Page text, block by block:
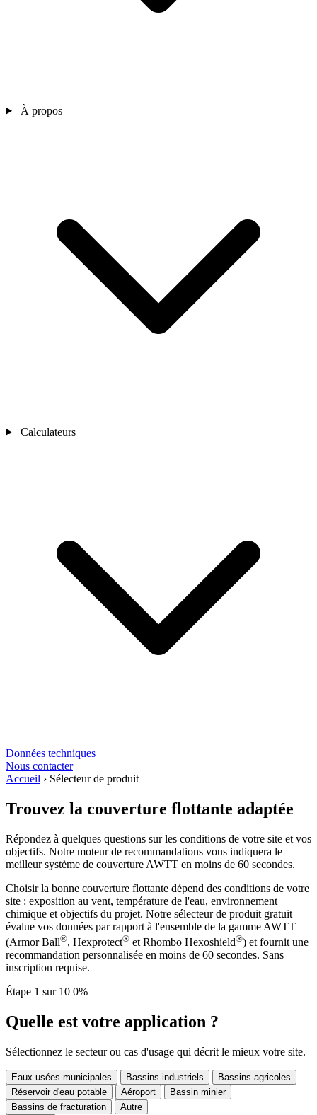
À propos
Calculateurs
Données techniques
Nous contacter
Accueil › Sélecteur de produit
Trouvez la couverture flottante adaptée
Répondez à quelques questions sur les conditions de votre site et vos
objectifs. Notre moteur de recommandations vous indiquera le
meilleur système de couverture AWTT en moins de 60 secondes.
Choisir la bonne couverture flottante dépend des conditions de votre
site : exposition au vent, température de l'eau, environnement
chimique et objectifs du projet. Notre sélecteur de produit gratuit
évalue vos données par rapport à l'ensemble de la gamme AWTT
(Armor Ball®, Hexprotect® et Rhombo Hexoshield®) et fournit une
recommandation personnalisée en moins de 60 secondes. Sans
inscription requise.
Étape 1 sur 10 0%
Quelle est votre application ?
Sélectionnez le secteur ou cas d'usage qui décrit le mieux votre site.
Eaux usées municipales Bassins industriels
Bassins agricoles
Réservoir d'eau potable
Aéroport
Bassin minier
Bassins de fracturation
Autre